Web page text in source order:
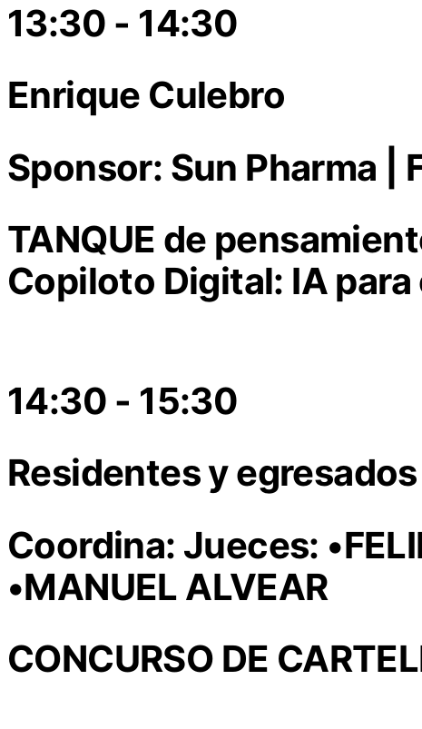
13:30 - 14:30
Enrique Culebro
Sponsor: Sun Pharma |
TANQUE de
Copiloto Digital: IA
14:30 - 15:30
Residentes y
Coordina: Jueces:
•MANUEL ALVEAR
CONCURSO DE